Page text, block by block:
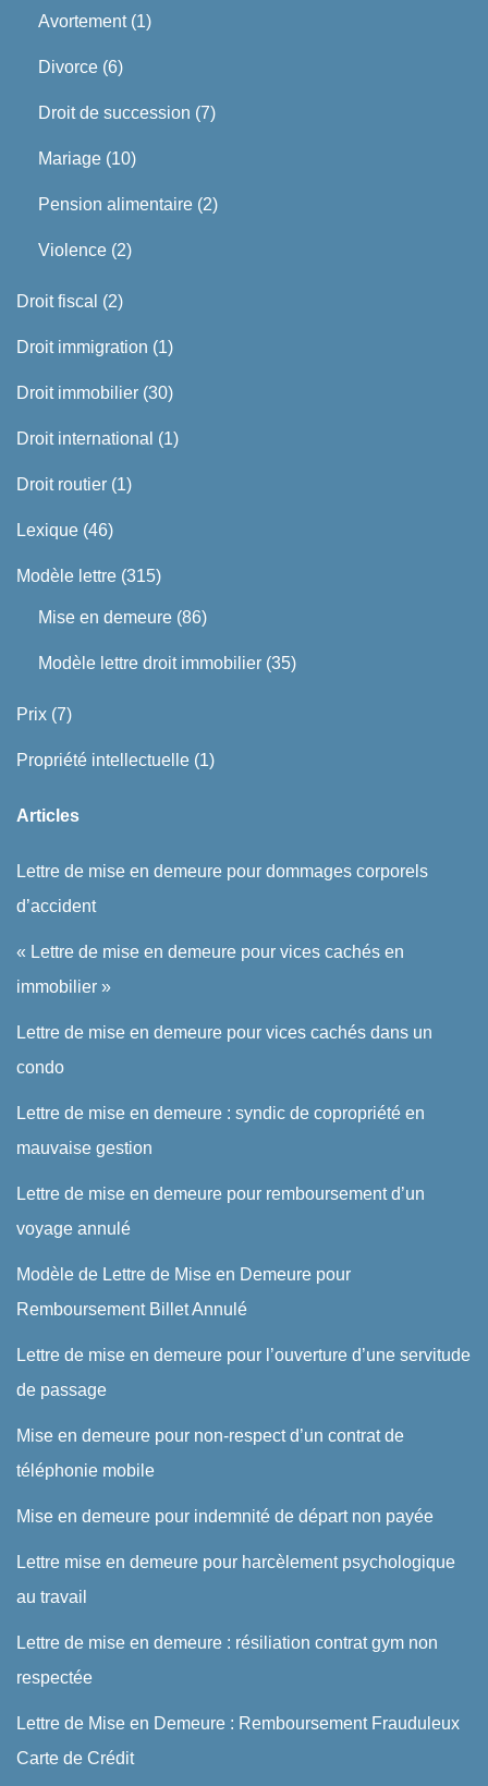
Avortement(1)
Divorce (6)
Droit de succession (7)
Mariage (10)
Pension alimentaire (2)
Violence (2)
Droit fiscal (2)
Droit immigration (1)
Droit immobilier (30)
Droit international (1)
Droit routier (1)
Lexique (46)
Modèle lettre (315)
Mise en demeure (86)
Modèle lettre droit immobilier (35)
Prix (7)
Propriété intellectuelle (1)
Articles
Lettre de mise en demeure pour dommages corporels
d’accident
« Lettre de mise en demeure pour vices cachés en
immobilier »
Lettre de mise en demeure pour vices cachés dans un
condo
Lettre de mise en demeure : syndic de copropriété en
mauvaise gestion
Lettre de mise en demeure pour remboursement d’un
voyage annulé
Modèle de Lettre de Mise en Demeure pour
Remboursement Billet Annulé
Lettre de mise en demeure pour l’ouverture d’une servitude
de passage
Mise en demeure pour non-respect d’un contrat de
téléphonie mobile
Mise en demeure pour indemnité de départ non payée
Lettre mise en demeure pour harcèlement psychologique
au travail
Lettre de mise en demeure : résiliation contrat gym non
respectée
Lettre de Mise en Demeure : Remboursement Frauduleux
Carte de Crédit